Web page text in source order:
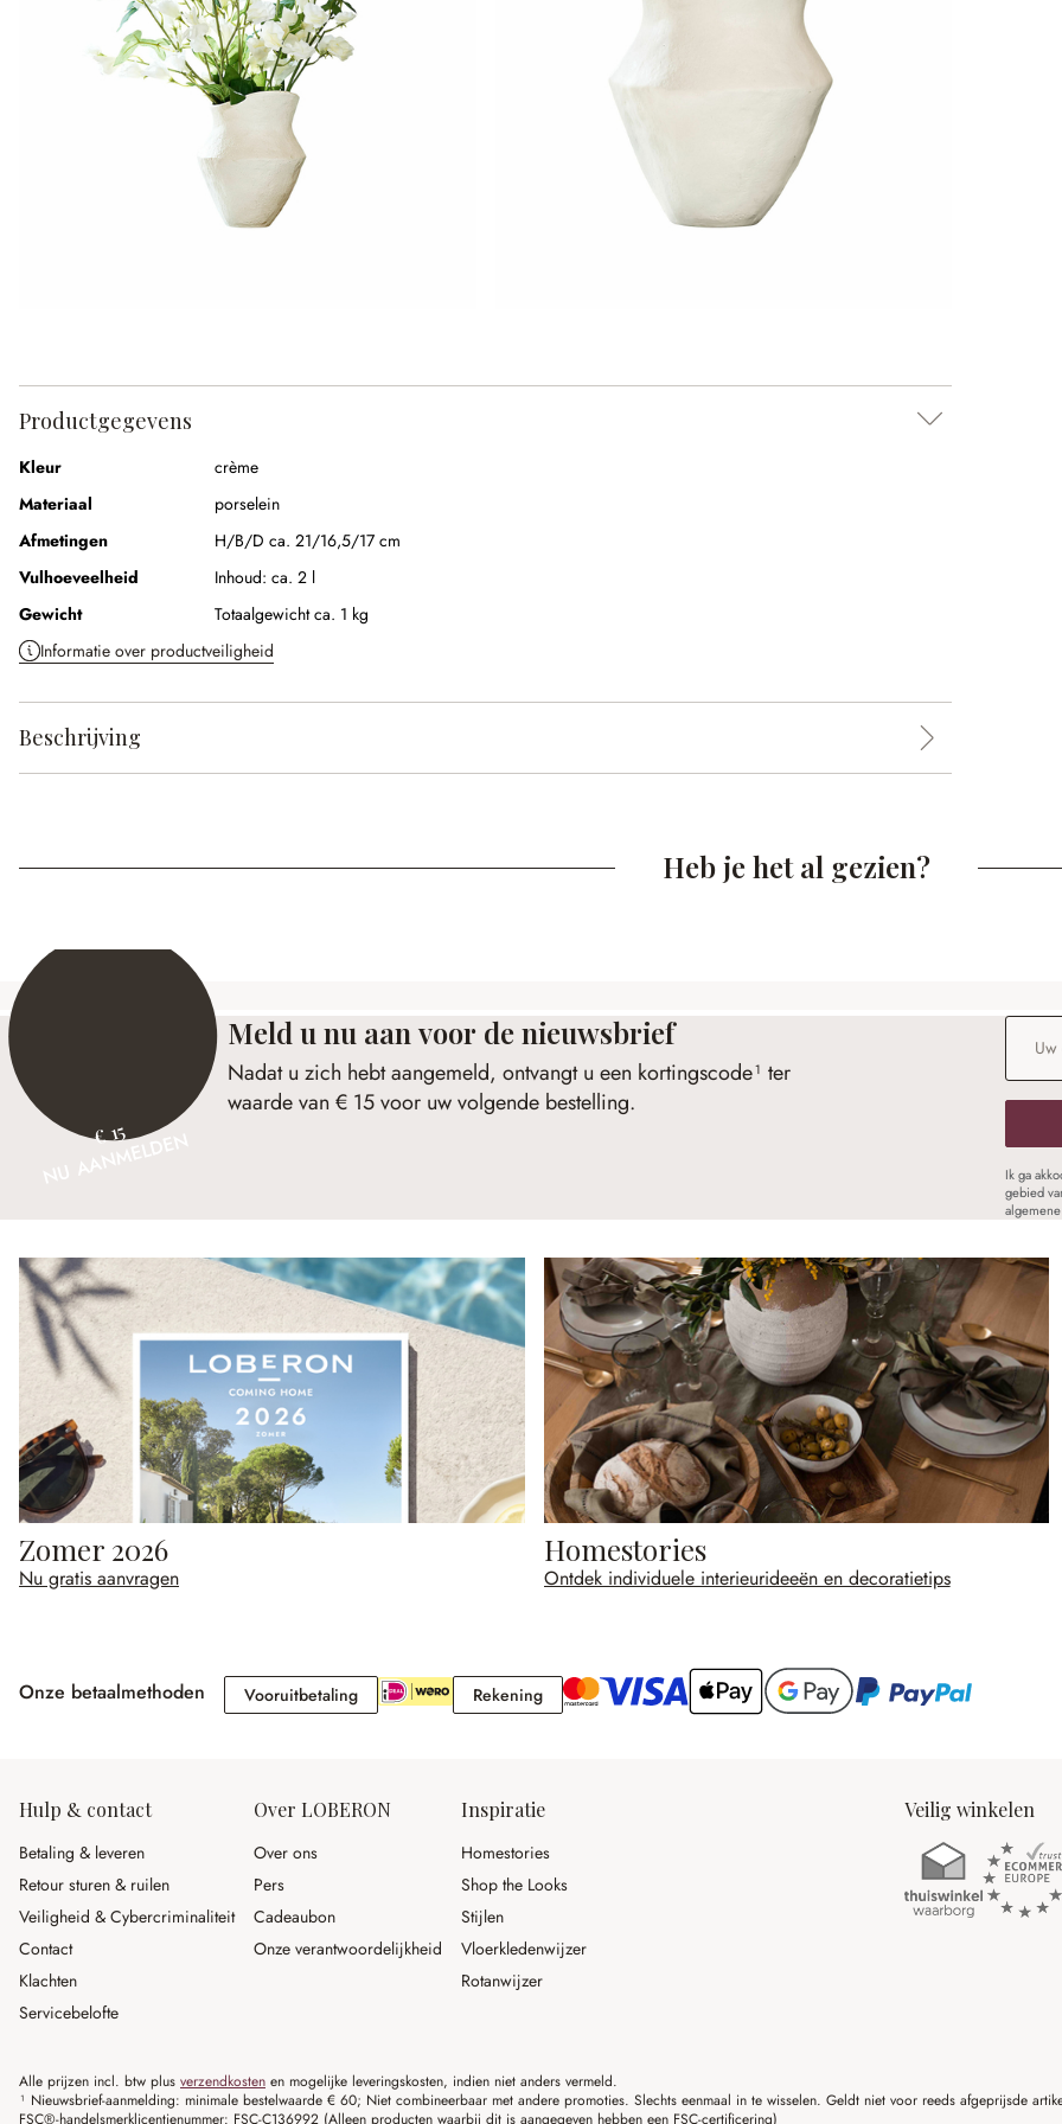
Productgegevens
Kleur
crème
Materiaal
porselein
Afmetingen
H/B/D ca. 21/16,5/17 cm
Vulhoeveelheid
Inhoud: ca. 2 l
Gewicht
Totaalgewicht ca. 1 kg
Informatie over productveiligheid
Beschrijving
Heb je het al gezien?
€ 15
NU AANMELDEN
Meld u nu aan voor de nieuwsbrief
Nadat u zich hebt aangemeld, ontvangt u een kortingscode¹ ter
waarde van € 15 voor uw volgende bestelling.
E-
Ik ga
gebied
Zomer 2026
Nu gratis aanvragen
Homestories
Ontdek individuele interieurideeën en decoratietips
Onze betaalmethoden VooruitbetalingVooruitbetaling RekeningRekening
Hulp & contact
Betaling & leveren
Retour sturen & ruilen
Veiligheid & Cybercriminaliteit
Contact
Klachten
Servicebelofte
Over LOBERON
Over ons
Pers
Cadeaubon
Onze verantwoordelijkheid
Inspiratie
Homestories
Shop the Looks
Stijlen
Vloerkledenwijzer
Rotanwijzer
Veilig winkelen
Alle prijzen incl. btw plus verzendkosten en mogelijke leveringskosten, indien niet anders vermeld.
¹ Nieuwsbrief-aanmelding: minimale bestelwaarde € 60; Niet combineerbaar met andere promoties. Slechts eenmaal in te wisselen. Geldt niet voor reeds afgeprijsde